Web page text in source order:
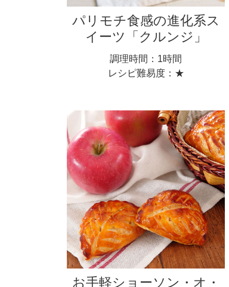
パリモチ食感の進化系ス
イーツ「クルンジ」
調理時間：1時間
レシピ難易度：★
お手軽ショーソン・オ・